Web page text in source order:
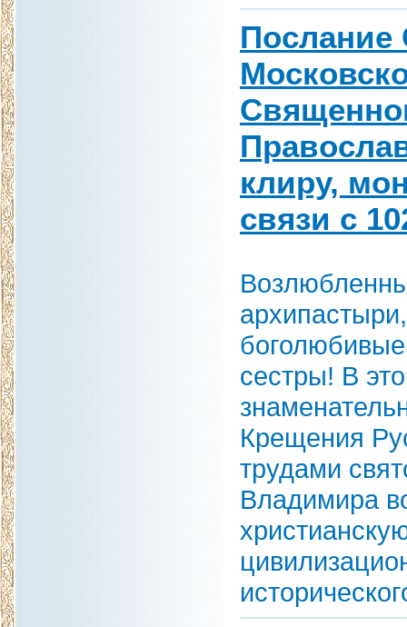
Послание
клиру,
связи с
сестры! В
Крещения
трудами
Владимира